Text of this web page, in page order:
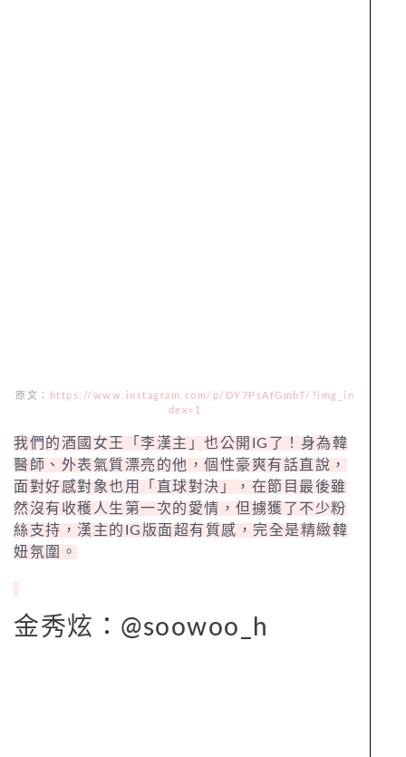
原文：
https://www.instagram.com/p/DY7PsAfGmbT/?img_in
dex=1
我們的酒國女王「李漢主」也公開IG了！身為韓
醫師、外表氣質漂亮的他，個性豪爽有話直說，
面對好感對象也用「直球對決」，在節目最後雖
然沒有收穫人生第一次的愛情，但擄獲了不少粉
絲支持，漢主的IG版面超有質感，完全是精緻韓
妞氛圍。
金秀炫：@soowoo_h